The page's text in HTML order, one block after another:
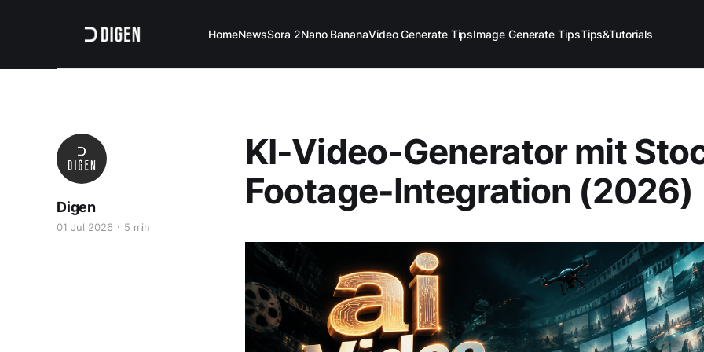
HomeNewsSora 2Nano BananaVideo Generate TipsImage Generate TipsTips&Tutorials
KI-Video-Generator mit
Footage-Integration (2026)
Digen
01 Jul 2026 5 min